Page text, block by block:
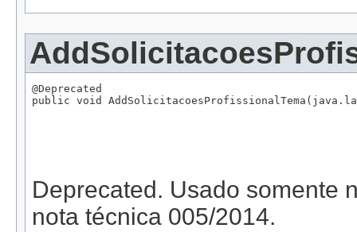
@Deprecated
public void
Deprecated. Usado somente
nota técnica 005/2014.